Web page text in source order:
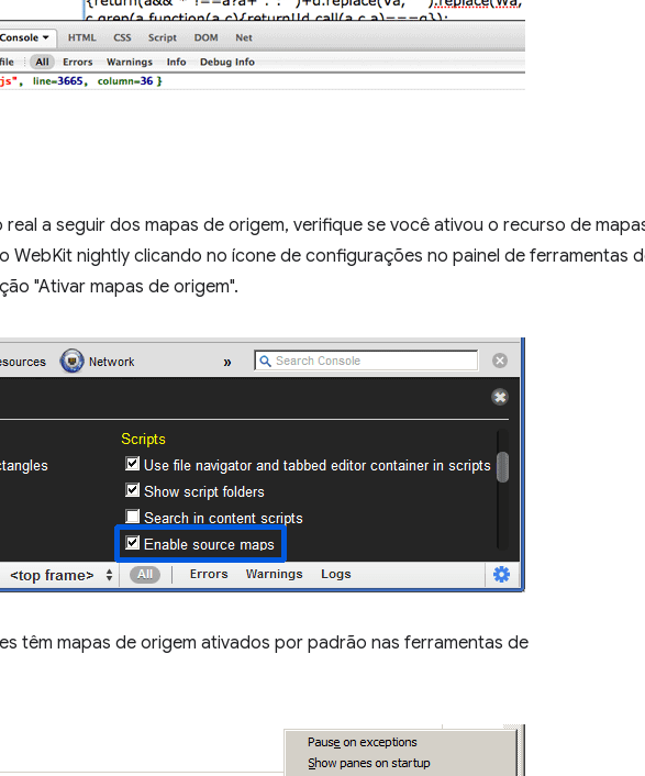
a seguir dos mapas de origem, verifique se você ativou o recurso de
WebKit nightly clicando no ícone de configurações no painel de ferramentas
"Ativar mapas de origem".
têm mapas de origem ativados por padrão nas ferramentas de